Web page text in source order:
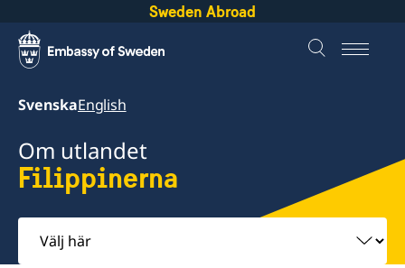
Sweden Abroad
SvenskaEnglish
Om utlandet
Filippinerna
Välj
här